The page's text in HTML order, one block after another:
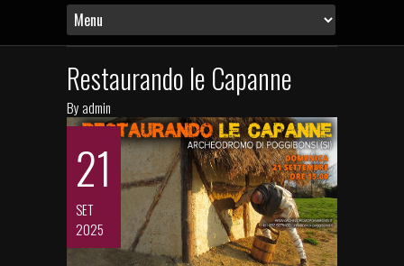
Restaurando le Capanne
By admin
21
SET
2025